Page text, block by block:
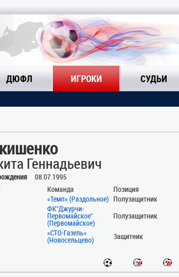
ДЮФЛ ИГРОКИ СУДЬИ
Геннадьевич
08.07.1995
Команда Позиция
«Темп» (Раздольное) Полузащитник
ФК"Джурчи-
Первомайское"
(Первомайское)
Полузащитник
«СТО-Газель»
(Новосельцево) Защитник